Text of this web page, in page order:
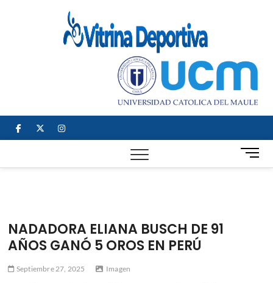
facebook
twitterinstagram
B
o
NADADORA ELIANA BUSCH DE 91
AÑOS GANÓ 5 OROS EN PERÚ
Septiembre 27, 2025 Imagen